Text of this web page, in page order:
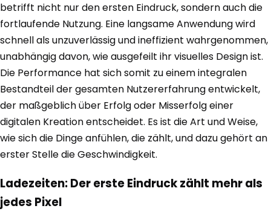
betrifft nicht nur den ersten Eindruck, sondern auch die
fortlaufende Nutzung. Eine langsame Anwendung wird
schnell als unzuverlässig und ineffizient wahrgenommen,
unabhängig davon, wie ausgefeilt ihr visuelles Design ist.
Die Performance hat sich somit zu einem integralen
Bestandteil der gesamten Nutzererfahrung entwickelt,
der maßgeblich über Erfolg oder Misserfolg einer
digitalen Kreation entscheidet. Es ist die Art und Weise,
wie sich die Dinge anfühlen, die zählt, und dazu gehört an
erster Stelle die Geschwindigkeit.
Ladezeiten: Der erste Eindruck zählt mehr als
jedes Pixel